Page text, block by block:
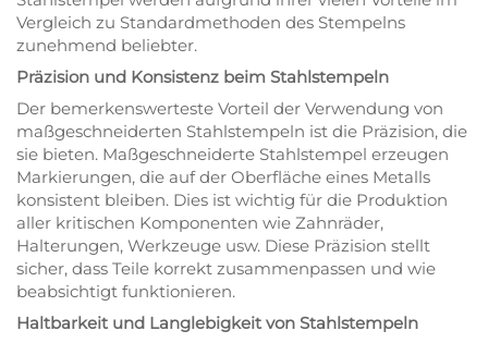
Vergleich zu Standardmethoden des Stempelns
zunehmend beliebter.
Präzision und Konsistenz beim Stahlstempeln
Der bemerkenswerteste Vorteil der Verwendung von
maßgeschneiderten Stahlstempeln ist die Präzision, die
sie bieten. Maßgeschneiderte Stahlstempel erzeugen
Markierungen, die auf der Oberfläche eines Metalls
konsistent bleiben. Dies ist wichtig für die Produktion
aller kritischen Komponenten wie Zahnräder,
Halterungen, Werkzeuge usw. Diese Präzision stellt
sicher, dass Teile korrekt zusammenpassen und wie
beabsichtigt funktionieren.
Haltbarkeit und Langlebigkeit von Stahlstempeln